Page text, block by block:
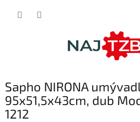
Sapho NIRONA
95x51,5x43cm, dub
1212